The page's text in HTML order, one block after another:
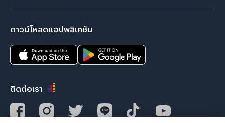
ดาวน์โหลดแอปพลิเคชัน
ติดต่อเรา